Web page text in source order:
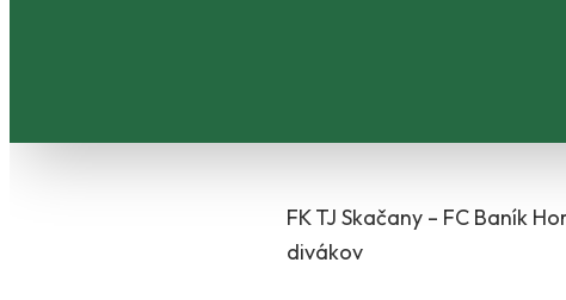
FK TJ Skačany – FC Baník
divákov